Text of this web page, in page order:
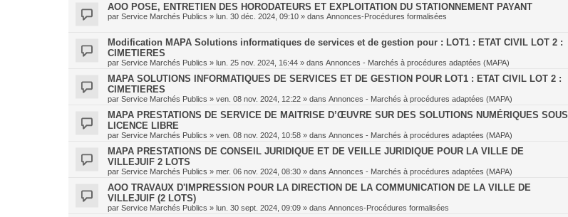
AOO POSE, ENTRETIEN DES HORODATEURS ET EXPLOITATION DU STATIONNEMENT PAYANT
par Service Marchés Publics » lun. 30 déc. 2024, 09:10 » dans Annonces-Procédures formalisées
Modification MAPA Solutions informatiques de services et de gestion pour : LOT1 : ETAT CIVIL LOT 2 :
CIMETIERES
par Service Marchés Publics » lun. 25 nov. 2024, 16:44 » dans Annonces - Marchés à procédures adaptées (MAPA)
MAPA SOLUTIONS INFORMATIQUES DE SERVICES ET DE GESTION POUR LOT1 : ETAT CIVIL LOT 2 :
CIMETIERES
par Service Marchés Publics » ven. 08 nov. 2024, 12:22 » dans Annonces - Marchés à procédures adaptées (MAPA)
MAPA PRESTATIONS DE SERVICE DE MAITRISE D’ŒUVRE SUR DES SOLUTIONS NUMÉRIQUES SOUS
LICENCE LIBRE
par Service Marchés Publics » ven. 08 nov. 2024, 10:58 » dans Annonces - Marchés à procédures adaptées (MAPA)
MAPA PRESTATIONS DE CONSEIL JURIDIQUE ET DE VEILLE JURIDIQUE POUR LA VILLE DE
VILLEJUIF 2 LOTS
par Service Marchés Publics » mer. 06 nov. 2024, 08:30 » dans Annonces - Marchés à procédures adaptées (MAPA)
AOO TRAVAUX D'IMPRESSION POUR LA DIRECTION DE LA COMMUNICATION DE LA VILLE DE
VILLEJUIF (2 LOTS)
par Service Marchés Publics » lun. 30 sept. 2024, 09:09 » dans Annonces-Procédures formalisées